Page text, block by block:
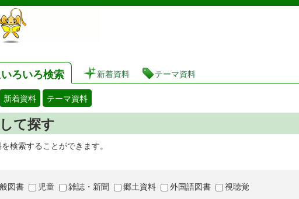
茨城県立図書館 蔵書検索・予約システム
いろいろ検索 新着資料 テーマ資料
新着資料 テーマ資料
て探す
検索することができます。
図書 児童 雑誌・新聞 郷土資料 外国語図書 視聴覚